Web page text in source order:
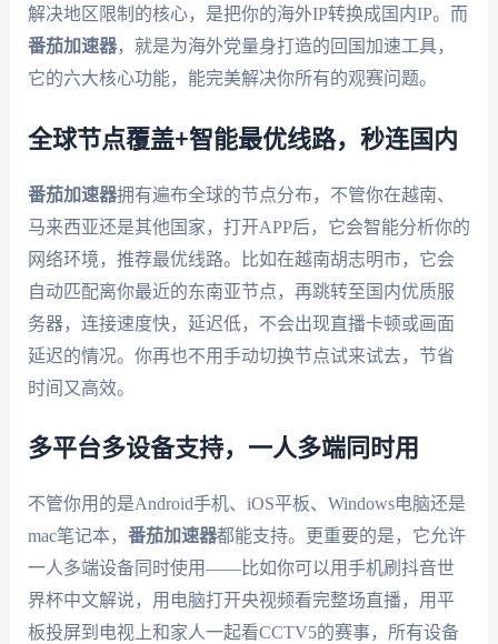
解决地区限制的核心，是把你的海外IP转换成国内IP。而
番茄加速器，就是为海外党量身打造的回国加速工具，
它的六大核心功能，能完美解决你所有的观赛问题。
全球节点覆盖+智能最优线路，秒连国内
番茄加速器拥有遍布全球的节点分布，不管你在越南、
马来西亚还是其他国家，打开APP后，它会智能分析你的
网络环境，推荐最优线路。比如在越南胡志明市，它会
自动匹配离你最近的东南亚节点，再跳转至国内优质服
务器，连接速度快，延迟低，不会出现直播卡顿或画面
延迟的情况。你再也不用手动切换节点试来试去，节省
时间又高效。
多平台多设备支持，一人多端同时用
不管你用的是Android手机、iOS平板、Windows电脑还是
mac笔记本， 番茄加速器都能支持。更重要的是，它允许
一人多端设备同时使用——比如你可以用手机刷抖音世
界杯中文解说，用电脑打开央视频看完整场直播，用平
板投屏到电视上和家人一起看CCTV5的赛事，所有设备